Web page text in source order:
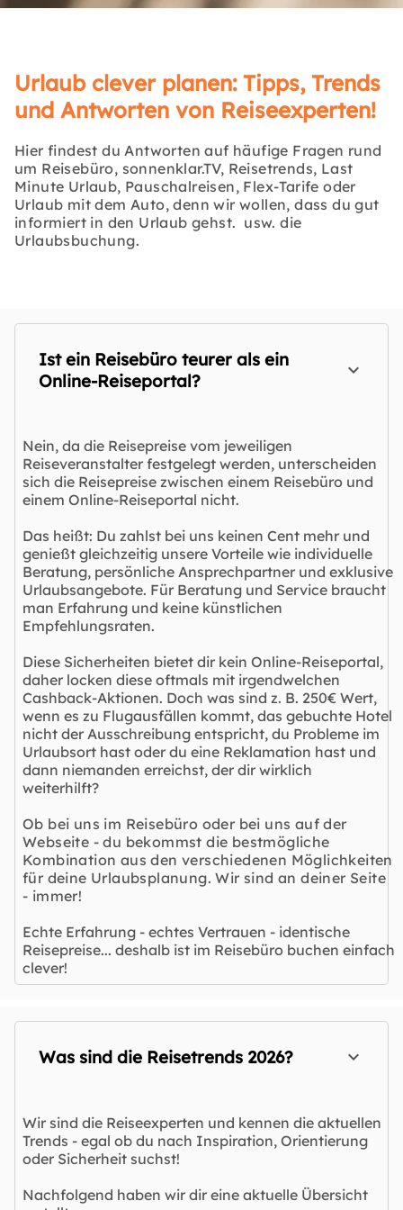
Urlaub clever planen: Tipps, Trends
und Antworten von Reiseexperten!
Hier findest du Antworten auf häufige Fragen rund
um Reisebüro, sonnenklar.TV, Reisetrends, Last
Minute Urlaub, Pauschalreisen, Flex-Tarife oder
Urlaub mit dem Auto, denn wir wollen, dass du gut
informiert in den Urlaub gehst. usw. die
Urlaubsbuchung.
Ist ein Reisebüro teurer als ein
Online-Reiseportal?
Nein, da die Reisepreise vom jeweiligen
Reiseveranstalter festgelegt werden, unterscheiden
sich die Reisepreise zwischen einem Reisebüro und
einem Online-Reiseportal nicht.
Das heißt: Du zahlst bei uns keinen Cent mehr und
genießt gleichzeitig unsere Vorteile wie individuelle
Beratung, persönliche Ansprechpartner und exklusive
Urlaubsangebote. Für Beratung und Service braucht
man Erfahrung und keine künstlichen
Empfehlungsraten.
Diese Sicherheiten bietet dir kein Online-Reiseportal,
daher locken diese oftmals mit irgendwelchen
Cashback-Aktionen. Doch was sind z. B. 250€ Wert,
wenn es zu Flugausfällen kommt, das gebuchte Hotel
nicht der Ausschreibung entspricht, du Probleme im
Urlaubsort hast oder du eine Reklamation hast und
dann niemanden erreichst, der dir wirklich
weiterhilft?
Ob bei uns im Reisebüro oder bei uns auf der
Webseite - du bekommst die bestmögliche
Kombination aus den verschiedenen Möglichkeiten
für deine Urlaubsplanung. Wir sind an deiner Seite
- immer!
Echte Erfahrung - echtes Vertrauen - identische
Reisepreise... deshalb ist im Reisebüro buchen einfach
clever!
Was sind die Reisetrends 2026?
Wir sind die Reiseexperten und kennen die aktuellen
Trends - egal ob du nach Inspiration, Orientierung
oder Sicherheit suchst!
Nachfolgend haben wir dir eine aktuelle Übersicht